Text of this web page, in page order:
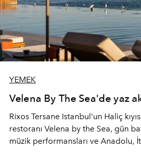
YEMEK
Velena By The Sea'de yaz
Rixos Tersane Istanbul'un Haliç
restoranı Velena by the Sea, gün
müzik performansları ve Anadolu,